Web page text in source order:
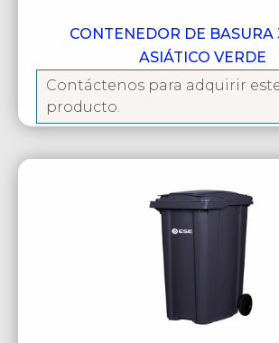
CONTENEDOR DE BASURA
ASIÁTICO VERDE
Contáctenos para adquirir
producto.